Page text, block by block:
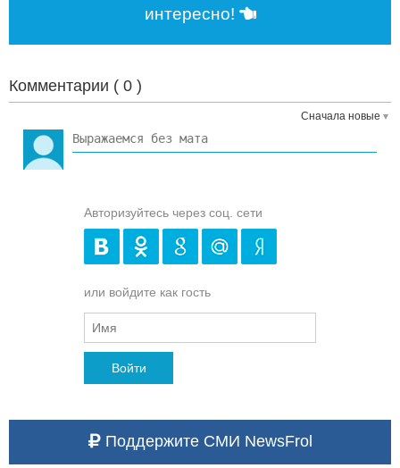
интересно!
Комментарии ( 0 )
Сначала новые
Авторизуйтесь через соц. сети
или войдите как гость
Войти
Поддержите СМИ NewsFrol